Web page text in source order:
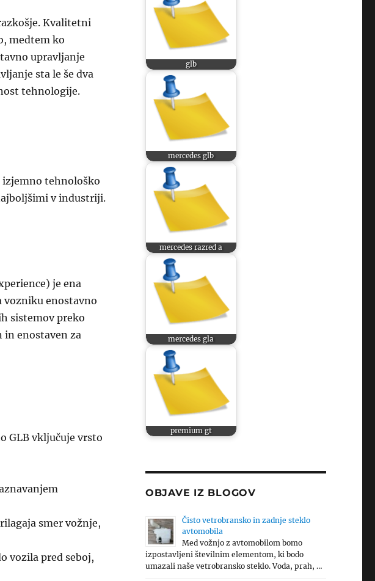
Kvalitetni
medtem ko
upravljanje
sta le še dva
tehnologije.
izjemno tehnološko
v industriji.
je ena
vozniku enostavno
sistemov preko
enostaven za
GLB vključuje vrsto
smer vožnje,
vozila pred seboj,
glb
mercedes glb
mercedes razred a
mercedes gla
premium gt
OBJAVE IZ BLOGOV
Čisto vetrobransko in zadnje steklo
avtomobila
Med vožnjo z avtomobilom bomo
izpostavljeni številnim elementom, ki bodo
umazali naše vetrobransko steklo. Voda, prah, …